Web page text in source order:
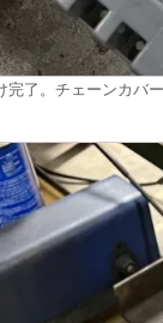
完了。チェーンカバ